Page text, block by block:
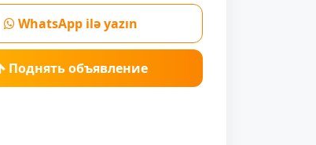
WhatsApp ilə yazın
Поднять объявление